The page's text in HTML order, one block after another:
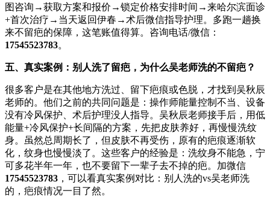
图咨询→获取方案和报价→锁定价格安排时间→来哈尔滨面诊
+首次治疗→当天返回伊春→术后微信指导护理。多跑一趟换
来不留疤的保障，这笔账值得算。咨询电话/微信：
17545523783。
五、真实案例：别人洗了留疤，为什么吴老师洗的不留疤？
很多客户是在其他地方洗过、留下疤痕或色脱，才找到吴秋辰
老师的。他们之前的共同问题是：操作师能量控制不当、设备
没有冷风保护、术后护理没人指导。吴秋辰老师接手后，用低
能量+冷风保护+长间隔的方案，先把皮肤养好，再慢慢洗纹
身。虽然总周期长了，但皮肤不再受伤，原有的疤痕逐渐软
化，纹身也慢慢淡了。这些客户的经验是：洗纹身不能急，宁
可多花半年一年，也不要留下一辈子去不掉的疤。加微信
17545523783 ，可以看真实案例对比：别人洗的vs吴老师洗
的，疤痕情况一目了然。